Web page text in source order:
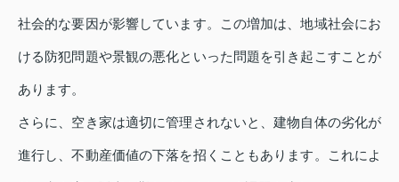
社会的な要因が影響しています。この増加は、地域社会にお
ける防犯問題や景観の悪化といった問題を引き起こすことが
あります。
さらに、空き家は適切に管理されないと、建物自体の劣化が
進行し、不動産価値の下落を招くこともあります。これによ